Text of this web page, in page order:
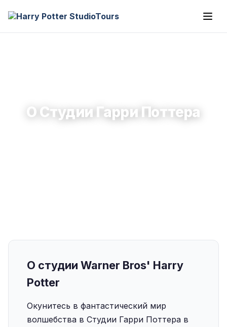
О Студии Гарри Поттера
О студии Warner Bros' Harry
Potter
Окунитесь в фантастический мир
волшебства в Студии Гарри Поттера в